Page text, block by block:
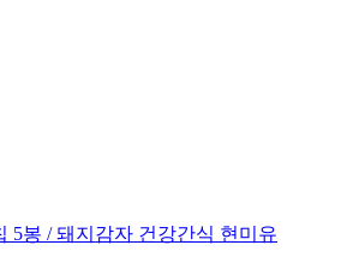
5봉 / 돼지감자 건강간식 현미유